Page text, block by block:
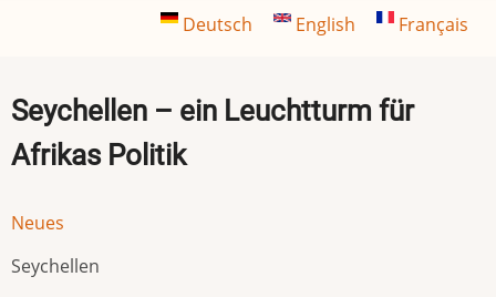
Deutsch English Français
Seychellen – ein Leuchtturm für
Afrikas Politik
Neues
Seychellen